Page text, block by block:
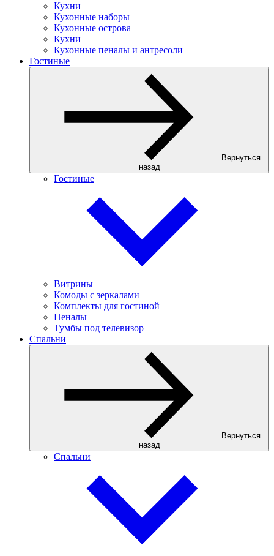
Кухни
Кухонные наборы
Кухонные острова
Кухни
Кухонные пеналы и антресоли
Гостиные
Вернуться
назад
Гостиные
Витрины
Комоды с зеркалами
Комплекты для гостиной
Пеналы
Тумбы под телевизор
Спальни
Вернуться
назад
Спальни